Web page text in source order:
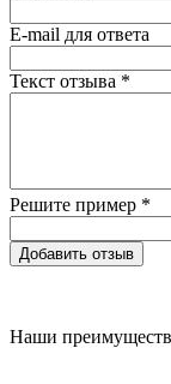
E-mail для ответа
Текст отзыва *
Решите пример *
Добавить отзыв
Наши